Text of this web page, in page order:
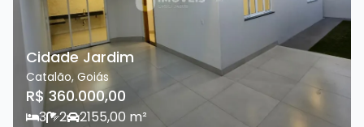
Cidade Jardim
Catalão, Goiás
R$ 360.000,00
3 2 2155,00 m²